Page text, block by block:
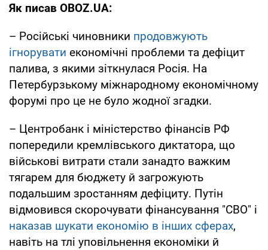
Як писав OBOZ.UA:
– Російські чиновники продовжують
ігнорувати економічні проблеми та дефіцит
палива, з якими зіткнулася Росія. На
Петербурзькому міжнародному економічному
форумі про це не було жодної згадки.
– Центробанк і міністерство фінансів РФ
попередили кремлівського диктатора, що
військові витрати стали занадто важким
тягарем для бюджету й загрожують
подальшим зростанням дефіциту. Путін
відмовився скорочувати фінансування "СВО" і
наказав шукати економію в інших сферах,
навіть на тлі уповільнення економіки й